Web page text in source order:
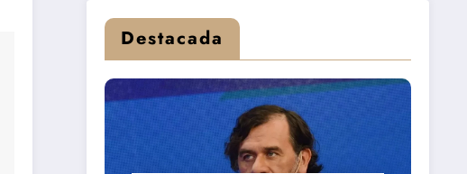
Destacada